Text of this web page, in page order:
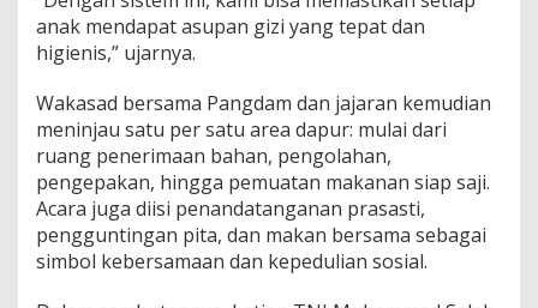
anak mendapat asupan gizi yang tepat dan
higienis,” ujarnya.
Wakasad bersama Pangdam dan jajaran kemudian
meninjau satu per satu area dapur: mulai dari
ruang penerimaan bahan, pengolahan,
pengepakan, hingga pemuatan makanan siap saji.
Acara juga diisi penandatanganan prasasti,
pengguntingan pita, dan makan bersama sebagai
simbol kebersamaan dan kepedulian sosial.